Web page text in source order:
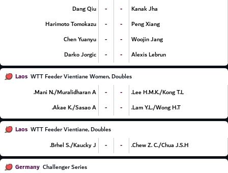
Dang Qiu
- -
Kanak Jha
Harimoto Tomokazu
- -
Peng Xiang
Chen Yuanyu
- -
Woojin Jang
Darko Jorgic
- - Alexis Lebrun
Laos WTT Feeder Vientiane Women, Doubles
Mani N./Muralidharan A.
- -
Lee H.M.K./Kong T.L.
Akae K./Sasao A.
- - Lam Y.L./Wong H.T.
Laos WTT Feeder Vientiane, Doubles
Brhel S./Kaucky J.
- - Chew Z. C./Chua J.S.H.
Germany Challenger Series